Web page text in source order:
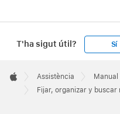
T'ha sigut útil? Sí
Footer

Apple
Assistència
Manual
Fijar, organizar y buscar